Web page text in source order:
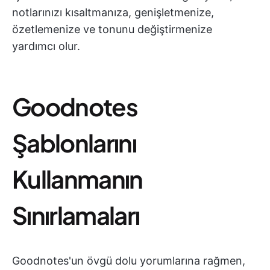
notlarınızı kısaltmanıza, genişletmenize,
özetlemenize ve tonunu değiştirmenize
yardımcı olur.
Goodnotes
Şablonlarını
Kullanmanın
Sınırlamaları
Goodnotes'un övgü dolu yorumlarına rağmen,